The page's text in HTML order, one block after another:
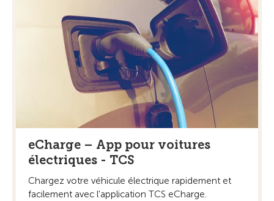
eCharge – App pour voitures
électriques - TCS
Chargez votre véhicule électrique rapidement et
facilement avec l'application TCS eCharge.